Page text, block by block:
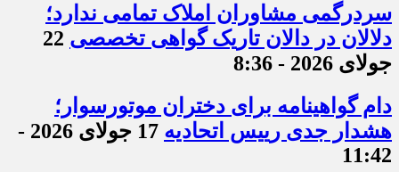
سردرگمی مشاوران املاک تمامی ندارد؛
دلالان در دالان تاریک گواهی تخصصی 22
جولای 2026 - 8:36
دام گواهینامه برای دختران موتورسوار؛
هشدار جدی رییس اتحادیه
17 جولای 2026 -
11:42